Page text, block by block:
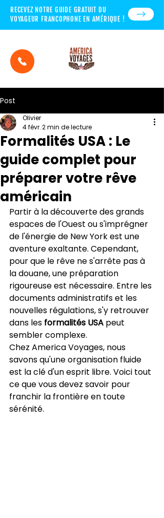
RECEVEZ NOTRE GUIDE GRATUIT DU
VOYAGEUR FRANCOPHONE EN AMÉRIQUE !
Post
Formalités USA : Le
guide complet pour
préparer votre rêve
américain
Olivier
4 févr.2 min de lecture
Partir à la découverte des grands
espaces de l'Ouest ou s'imprégner
de l'énergie de New York est une
aventure exaltante. Cependant,
pour que le rêve ne s'arrête pas à
la douane, une préparation
rigoureuse est nécessaire. Entre les
documents administratifs et les
nouvelles régulations, s'y retrouver
dans les formalités USA peut
sembler complexe.
Chez America Voyages, nous
savons qu'une organisation fluide
est la clé d'un esprit libre. Voici tout
ce que vous devez savoir pour
franchir la frontière en toute
sérénité.